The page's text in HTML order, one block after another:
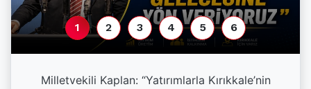
Milletvekili Kaplan: “Yatırımlarla Kırıkkale’nin
1 2 3 4 5 6